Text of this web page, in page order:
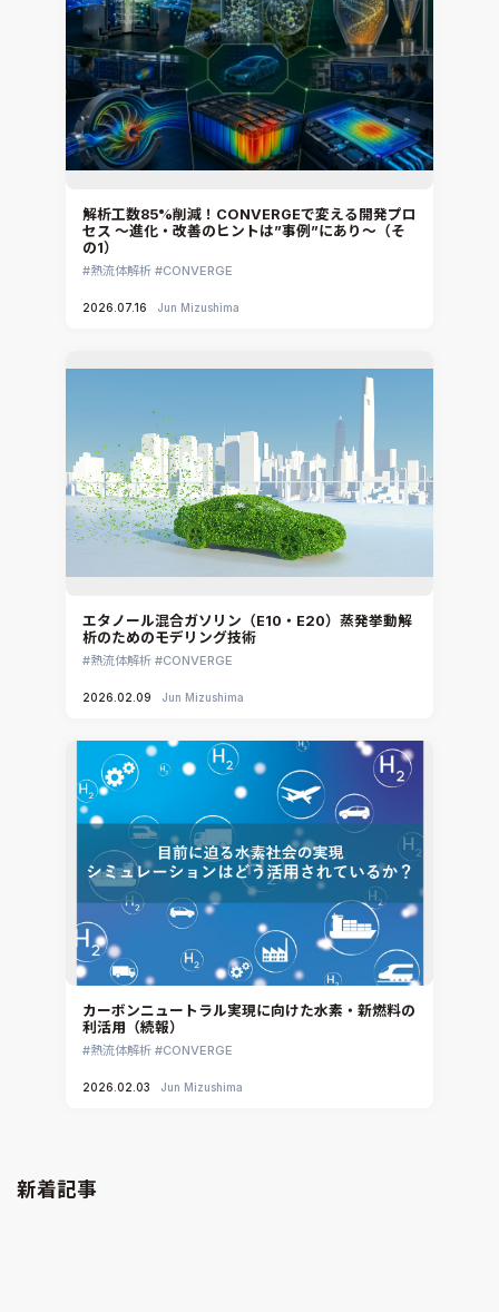
MpCCI
Ansys Granta MI
Ansys Granta Selector
解析工数85%削減！CONVERGEで変える開発プロ
セス ～進化・改善のヒントは”事例”にあり～（そ
の1）
熱流体解析 CONVERGE
2026.07.16 Jun Mizushima
エタノール混合ガソリン（E10・E20）蒸発挙動解
析のためのモデリング技術
熱流体解析 CONVERGE
2026.02.09 Jun Mizushima
カーボンニュートラル実現に向けた水素・新燃料の
利活用（続報）
熱流体解析 CONVERGE
2026.02.03 Jun Mizushima
新着記事